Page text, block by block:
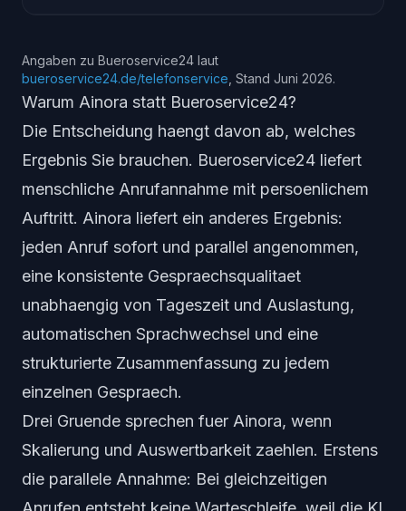
Angaben zu Bueroservice24 laut
bueroservice24.de/telefonservice , Stand Juni 2026.
Warum Ainora statt Bueroservice24?
Die Entscheidung haengt davon ab, welches
Ergebnis Sie brauchen. Bueroservice24 liefert
menschliche Anrufannahme mit persoenlichem
Auftritt. Ainora liefert ein anderes Ergebnis:
jeden Anruf sofort und parallel angenommen,
eine konsistente Gespraechsqualitaet
unabhaengig von Tageszeit und Auslastung,
automatischen Sprachwechsel und eine
strukturierte Zusammenfassung zu jedem
einzelnen Gespraech.
Drei Gruende sprechen fuer Ainora, wenn
Skalierung und Auswertbarkeit zaehlen. Erstens
die parallele Annahme: Bei gleichzeitigen